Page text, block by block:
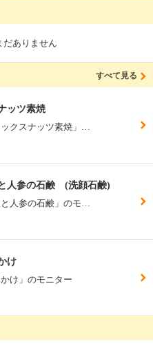
だありません
すべて見る
ッツ素焼
クスナッツ素焼」…
人参の石鹸 (洗顔石鹸)
人参の石鹸」のモ…
け
け」のモニター